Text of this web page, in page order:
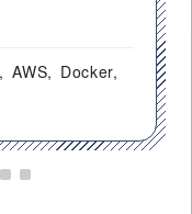
AWS
Docker